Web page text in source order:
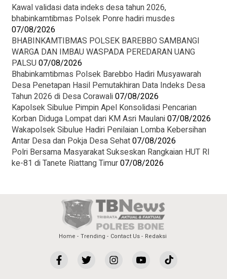
Kawal validasi data indeks desa tahun 2026,
bhabinkamtibmas Polsek Ponre hadiri musdes
07/08/2026
BHABINKAMTIBMAS POLSEK BAREBBO SAMBANGI
WARGA DAN IMBAU WASPADA PEREDARAN UANG
PALSU07/08/2026
Bhabinkamtibmas Polsek Barebbo Hadiri Musyawarah
Desa Penetapan Hasil Pemutakhiran Data Indeks Desa
Tahun 2026 di Desa Corawali07/08/2026
Kapolsek Sibulue Pimpin Apel Konsolidasi Pencarian
Korban Diduga Lompat dari KM Asri Maulani07/08/2026
Wakapolsek Sibulue Hadiri Penilaian Lomba Kebersihan
Antar Desa dan Pokja Desa Sehat07/08/2026
Polri Bersama Masyarakat Sukseskan Rangkaian HUT RI
ke-81 di Tanete Riattang Timur07/08/2026
Home Trending Contact Us Redaksi